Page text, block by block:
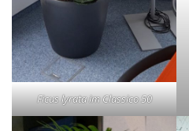
Ficus lyrata im Classico 50